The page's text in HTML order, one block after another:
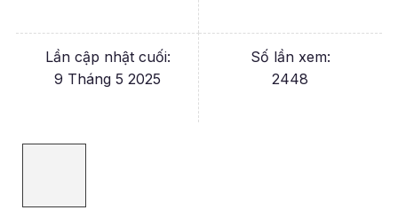
Lần cập nhật cuối:
9 Tháng 5 2025
Số lần xem:
2448